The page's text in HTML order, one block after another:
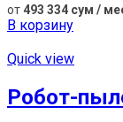
от493 334 сум /
В корзину
Quick view
Робот-